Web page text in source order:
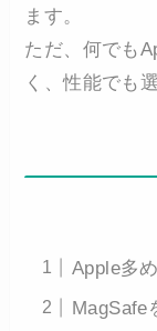
ます。
ただ、何でも
く、性能でも
Apple多
MagSafe